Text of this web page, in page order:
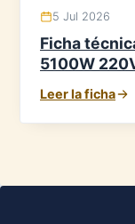
5 Jul 2026
Ficha
5100W
Leer la ficha